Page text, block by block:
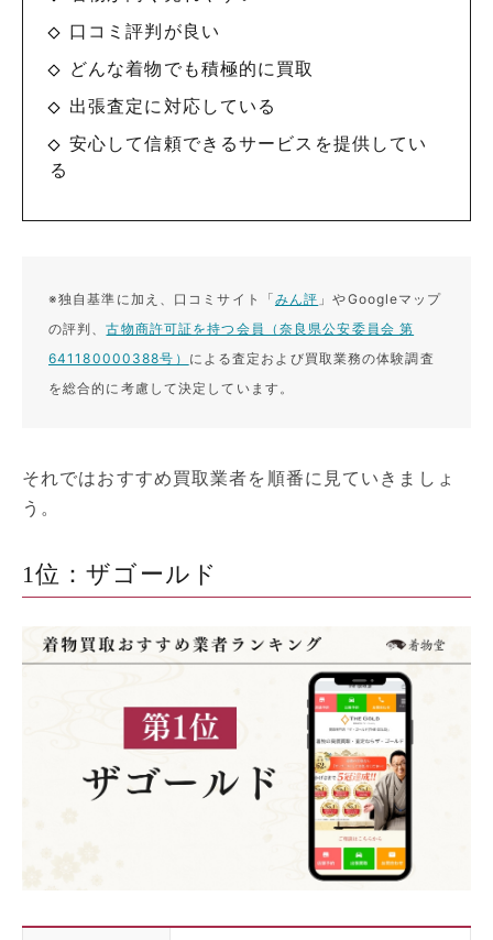
口コミ評判が良い
どんな着物でも積極的に買取
出張査定に対応している
安心して信頼できるサービスを提供してい
る
※独自基準に加え、口コミサイト「みん評 」やGoogleマップ
の評判、古物商許可証を持つ会員（奈良県公安委員会 第
641180000388号） による査定および買取業務の体験調査
を総合的に考慮して決定しています。
それではおすすめ買取業者を順番に見ていきましょ
う。
1位：ザゴールド